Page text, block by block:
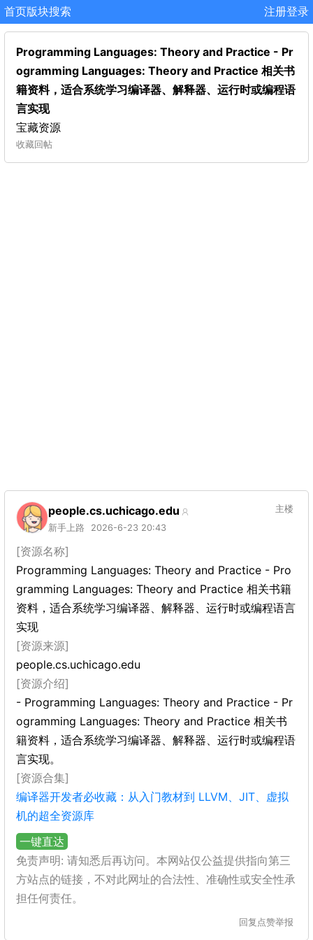
首页版块搜索 注册登录
Programming Languages: Theory and Practice - Pr
ogramming Languages: Theory and Practice 相关书
籍资料，适合系统学习编译器、解释器、运行时或编程语
言实现
宝藏资源
收藏回帖
people.cs.uchicago.edu
新手上路 2026-6-23 20:43
主楼
[资源名称]
Programming Languages: Theory and Practice - Pro
gramming Languages: Theory and Practice 相关书籍
资料，适合系统学习编译器、解释器、运行时或编程语言
实现
[资源来源]
people.cs.uchicago.edu
[资源介绍]
- Programming Languages: Theory and Practice - Pr
ogramming Languages: Theory and Practice 相关书
籍资料，适合系统学习编译器、解释器、运行时或编程语
言实现。
[资源合集]
编译器开发者必收藏：从入门教材到 LLVM、JIT、虚拟
机的超全资源库
一键直达
免责声明: 请知悉后再访问。本网站仅公益提供指向第三
方站点的链接，不对此网址的合法性、准确性或安全性承
担任何责任。
回复 点赞举报